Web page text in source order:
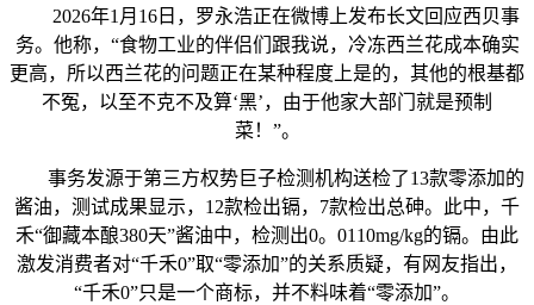
2026年1月16日，罗永浩正在微博上发布长文回应西贝事
务。他称，“食物工业的伴侣们跟我说，冷冻西兰花成本确实
更高，所以西兰花的问题正在某种程度上是的，其他的根基都
不冤，以至不克不及算‘黑’，由于他家大部门就是预制
菜！”。
事务发源于第三方权势巨子检测机构送检了13款零添加的
酱油，测试成果显示，12款检出镉，7款检出总砷。此中，千
禾“御藏本酿380天”酱油中，检测出0。0110mg/kg的镉。由此
激发消费者对“千禾0”取“零添加”的关系质疑，有网友指出，
“千禾0”只是一个商标，并不料味着“零添加”。